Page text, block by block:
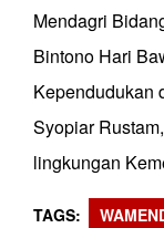
Mendagri
Bintono Hari
Kependudukan
Syopiar
lingkungan
TAGS